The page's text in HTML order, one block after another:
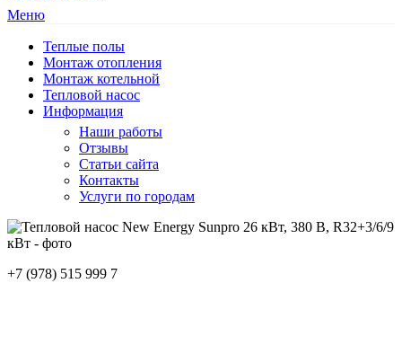
Меню
Теплые полы
Монтаж отопления
Монтаж котельной
Тепловой насос
Информация
Наши работы
Отзывы
Статьи сайта
Контакты
Услуги по городам
+7 (978) 515 999 7